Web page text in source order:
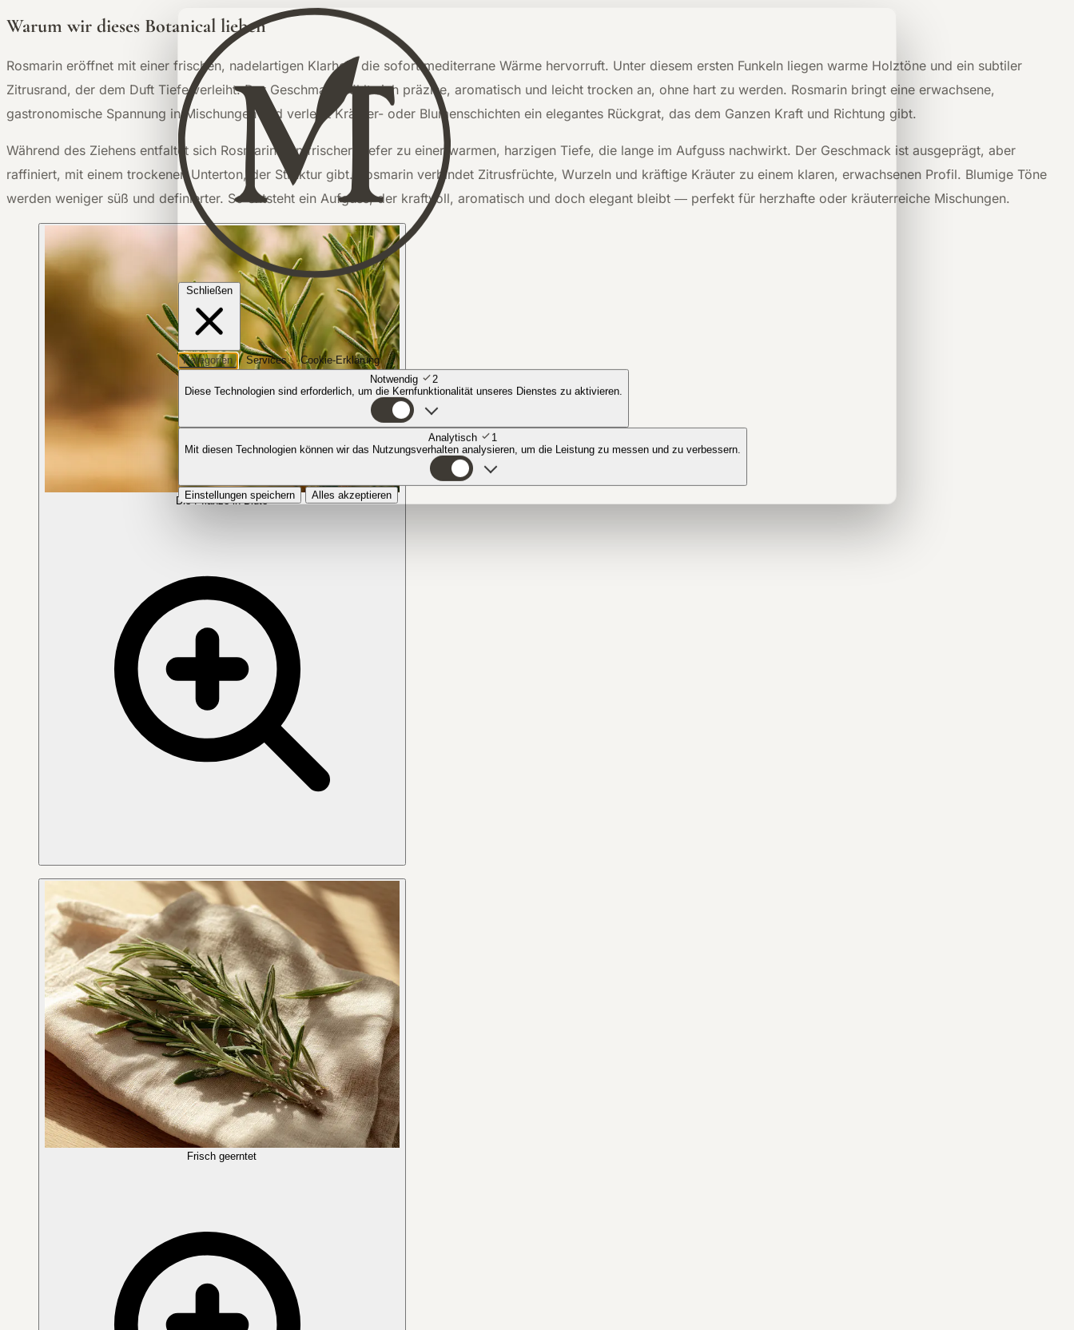
Warum wir dieses Botanical lieben
Rosmarin eröffnet mit einer frischen, nadelartigen Klarheit, die sofort mediterrane Wärme hervorruft. Unter diesem ersten Funkeln liegen warme Holztöne und ein subtiler
Zitrusrand, der dem Duft Tiefe verleiht. Der Geschmack fühlt sich präzise, aromatisch und leicht trocken an, ohne hart zu werden. Rosmarin bringt eine erwachsene,
gastronomische Spannung in Mischungen und verleiht Kräuter- oder Blumenschichten ein elegantes Rückgrat, das dem Ganzen Kraft und Richtung gibt.
Während des Ziehens entfaltet sich Rosmarin von frischer Kiefer zu einer warmen, harzigen Tiefe, die lange im Aufguss nachwirkt. Der Geschmack ist ausgeprägt, aber
raffiniert, mit einem trockenen Unterton, der Struktur gibt. Rosmarin verbindet Zitrusfrüchte, Wurzeln und kräftige Kräuter zu einem klaren, erwachsenen Profil. Blumige Töne
werden weniger süß und definierter. So entsteht ein Aufguss, der kraftvoll, aromatisch und doch elegant bleibt — perfekt für herzhafte oder kräuterreiche Mischungen.
Die Pflanze in Blüte
Frisch geerntet
Schließen
Kategorien Services
Cookie-Erklärung
Notwendig
2
Diese Technologien sind erforderlich, um die Kernfunktionalität unseres Dienstes zu aktivieren.
Analytisch
1
Mit diesen Technologien können wir das Nutzungsverhalten analysieren, um die Leistung zu messen und zu verbessern.
Einstellungen speichern Alles akzeptieren